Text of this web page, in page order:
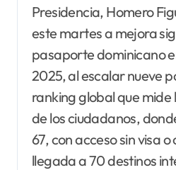
Presidencia, Homero
este martes a mejora
pasaporte dominicano
2025, al escalar nueve
ranking global que
de los ciudadanos,
67, con acceso sin visa o
llegada a 70 destinos